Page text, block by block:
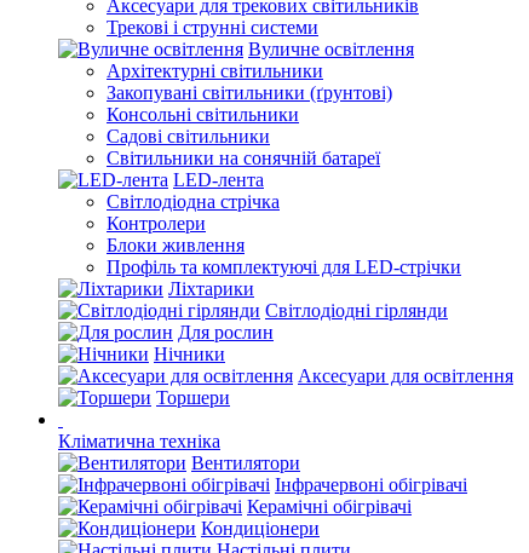
Аксесуари для трекових світильників
Трекові і струнні системи
Вуличне освітлення
Архітектурні світильники
Закопувані світильники (ґрунтові)
Консольні світильники
Садові світильники
Світильники на сонячній батареї
LED-лента
Світлодіодна стрічка
Контролери
Блоки живлення
Профіль та комплектуючі для LED-стрічки
Ліхтарики
Світлодіодні гірлянди
Для рослин
Нічники
Аксесуари для освітлення
Торшери
Кліматична техніка
Вентилятори
Інфрачервоні обігрівачі
Керамічні обігрівачі
Кондиціонери